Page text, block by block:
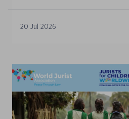
aprobadas en los últimos
tramitación de los
la organización de los
20 Jul 2026